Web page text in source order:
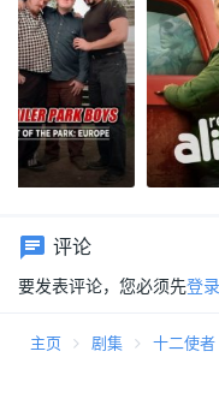
评论
要发表评论，您必须先登录
主页 剧集 十二使者